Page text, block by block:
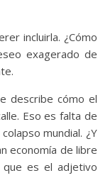
incluirla. ¿Cómo
exagerado de
describe cómo el
Eso es falta de
mundial. ¿Y
economía de libre
que es el adjetivo